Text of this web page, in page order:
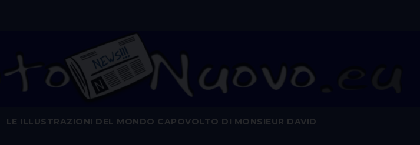
LE ILLUSTRAZIONI DEL MONDO CAPOVOLTO DI MONSIEUR DAVID